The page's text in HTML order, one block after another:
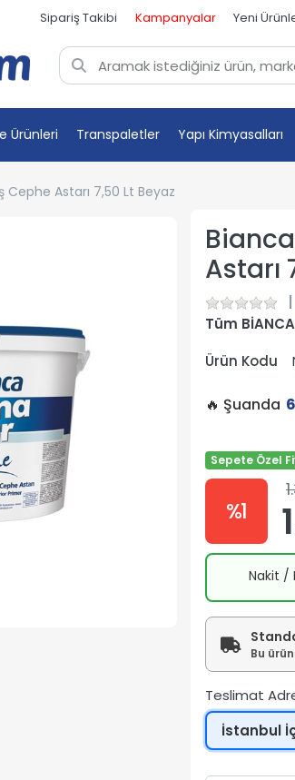
Sipariş Takibi Kampanyalar Yeni
Ürünleri Transpaletler Yapı Kimyasalları
Cephe Astarı 7,50 Lt Beyaz
Astarı
Tüm
Ürün Kodu
🔥 Şuanda 6
Sepete Özel
%1
Nakit /
Bu
Teslimat
İstanbul